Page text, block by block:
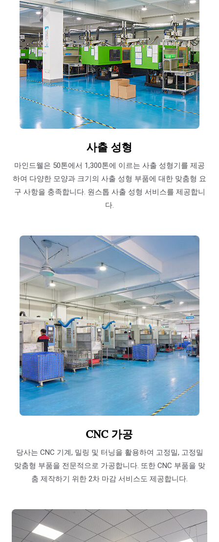
사출 성형
마인드웰은 50톤에서 1,300톤에 이르는 사출 성형기를 제공
하여 다양한 모양과 크기의 사출 성형 부품에 대한 맞춤형 요
구 사항을 충족합니다. 원스톱 사출 성형 서비스를 제공합니
다.
CNC 가공
당사는 CNC 기계, 밀링 및 터닝을 활용하여 고정밀, 고정밀
맞춤형 부품을 전문적으로 가공합니다. 또한 CNC 부품을 맞
춤 제작하기 위한 2차 마감 서비스도 제공합니다.